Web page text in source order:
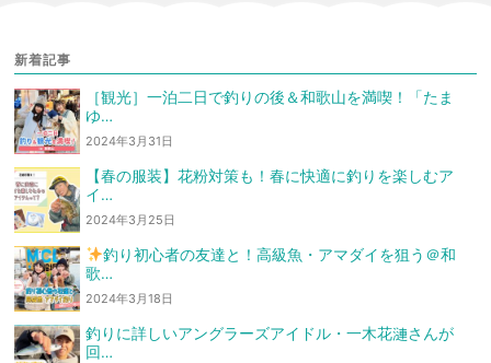
新着記事
［観光］一泊二日で釣りの後＆和歌山を満喫！「たま
ゆ…
2024年3月31日
【春の服装】花粉対策も！春に快適に釣りを楽しむア
イ…
2024年3月25日
釣り初心者の友達と！高級魚・アマダイを狙う ＠和
歌…
2024年3月18日
釣りに詳しいアングラーズアイドル・一木花漣さんが
回…